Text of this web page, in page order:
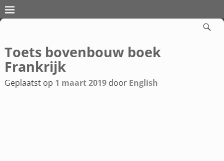
Bericht navigatie
Toets bovenbouw boek
Frankrijk
Geplaatst op 1 maart 2019 door English